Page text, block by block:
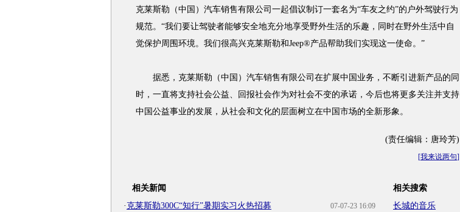
克莱斯勒（中国）汽车销售有限公司一起倡议制订一套名为“车友之约”的户外驾驶行为
规范。“我们要让驾驶者能够安全地充分地享受野外生活的乐趣，同时在野外生活中自
觉保护周围环境。我们很高兴克莱斯勒和Jeep®产品帮助我们实现这一使命。”
据悉，克莱斯勒（中国）汽车销售有限公司在扩展中国业务，不断引进新产品的同
时，一直将支持社会公益、回报社会作为对社会不变的承诺，今后也将更多关注并支持
中国公益事业的发展，从社会和文化的层面树立在中国市场的全新形象。
(责任编辑：唐玲芳)
[我来说两句]
相关新闻
07-07-23 16:09
·克莱斯勒300C“知行”暑期实习火热招募
相关搜索
长城的音乐